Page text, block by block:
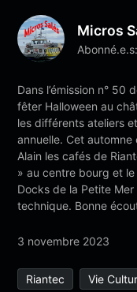
Micros
Abonné.e.s:
Dans l’émission n° 50
fêter Halloween au
les différents ateliers
annuelle. Cet automne
Alain les cafés de
» au centre bourg et
Docks de la Petite
technique. Bonne
3 novembre 2023
Riantec Vie